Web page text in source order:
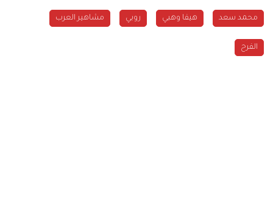
محمد سعد هيفا وهبي روبي مشاهير العرب
الفرح